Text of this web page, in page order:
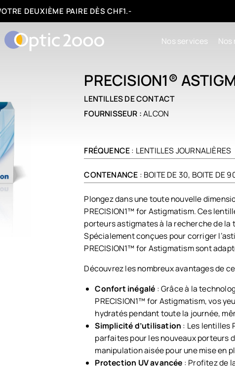
DE PAIEMENT : 3, 6 OU 12 FOIS
Nos services Nos
PRECISION1®
LENTILLES DE CONTACT
FOURNISSEUR :ALCON
FRÉQUENCE: LENTILLES JOURNALIÈRES
CONTENANCE : BOITE DE 30, BOITE DE
Plongez dans une toute nouvelle
PRECISION1™ for Astigmatism. Ces
porteurs astigmates à la recherche de la
Spécialement conçues pour corriger
PRECISION1™ for Astigmatism sont
Découvrez les nombreux avantages de
Confort inégalé : Grâce à la
PRECISION1™ for Astigmatism, vos
hydratés pendant toute la journée,
Simplicité d’utilisation : Les lentilles
parfaites pour les nouveaux porteurs
manipulation aisée pour une mise en
Protection UV avancée : Profitez de